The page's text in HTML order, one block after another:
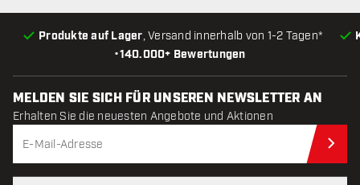
•140.000+ Bewertungen
Produkte auf Lager, Versand innerhalb von 1-2 Tagen*
MELDEN SIE SICH FÜR UNSEREN NEWSLETTER AN
Erhalten Sie die neuesten Angebote und Aktionen